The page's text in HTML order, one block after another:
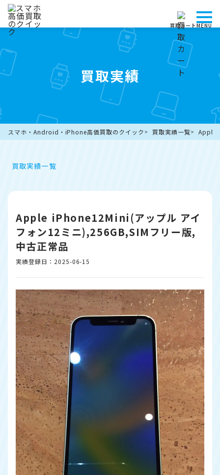
買取カートMENU
買取実績
スマホ・Android・iPhone高価買取のクイック 買取実績一覧 Apple
買取実績一覧
Apple iPhone12Mini(アップル アイ
フォン12ミニ),256GB,SIMフリー版,
中古正常品
実績登録日：2025-06-15